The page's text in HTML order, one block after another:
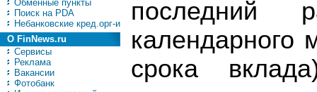
Обменные пункты
Поиск на PDA
Небанковские кред.орг-и
О FinNews.ru
Сервисы
Реклама
Вакансии
Фотобанк
последний
календарного
срока